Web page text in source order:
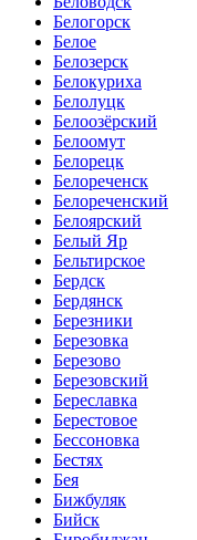
Белогорск
Белое
Белозерск
Белокуриха
Белолуцк
Белоозёрский
Белоомут
Белорецк
Белореченск
Белореченский
Белоярский
Белый Яр
Бельтирское
Бердск
Бердянск
Березники
Березовка
Березово
Березовский
Береславка
Берестовое
Бессоновка
Бестях
Бея
Бижбуляк
Бийск